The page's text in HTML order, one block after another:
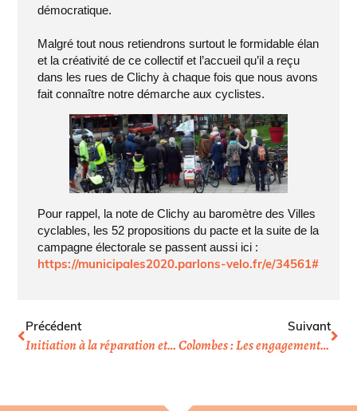
démocratique.
Malgré tout nous retiendrons surtout le formidable élan
et la créativité de ce collectif et l’accueil qu’il a reçu
dans les rues de Clichy à chaque fois que nous avons
fait connaître notre démarche aux cyclistes.
Pour rappel, la note de Clichy au baromètre des Villes
cyclables, les 52 propositions du pacte et la suite de la
campagne électorale se passent aussi ici :
https://municipales2020.parlons-velo.fr/e/34561#
Précédent
Initiation à la réparation et marquage Bicycode le samedi 7 mars
Suivant
Colombes : Les engagements vélos des candidats